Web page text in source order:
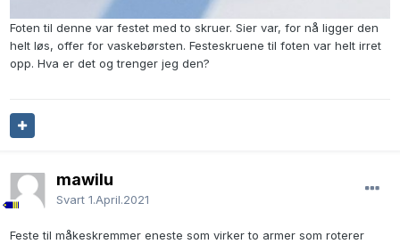
Foten til denne var festet med to skruer. Sier var, for nå ligger den
helt løs, offer for vaskebørsten. Festeskruene til foten var helt irret
opp. Hva er det og trenger jeg den?
mawilu
Svart 1.April.2021
Feste til måkeskremmer eneste som virker to armer som roterer